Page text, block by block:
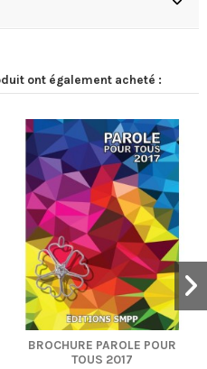
ont également acheté :
SIGNET - CHAMPS DE
COQUELICOTS (RÉF.